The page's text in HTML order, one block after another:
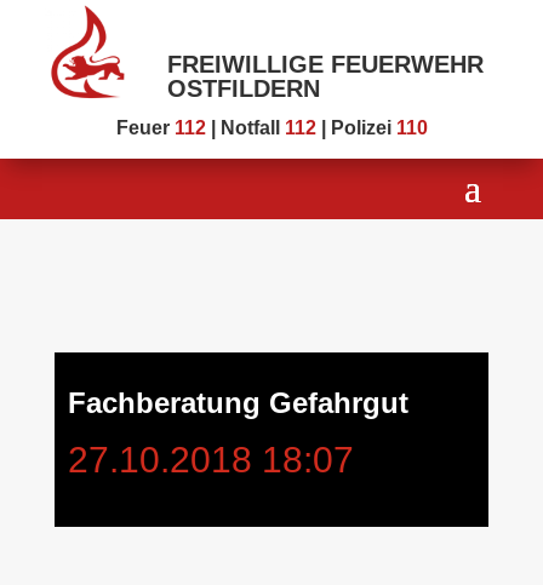
FREIWILLIGE FEUERWEHR
OSTFILDERN
Feuer 112| Notfall 112| Polizei 110
Fachberatung Gefahrgut
27.10.2018 18:07